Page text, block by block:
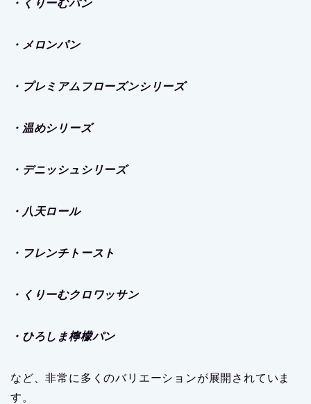
・くりーむパン
・メロンパン
・プレミアムフローズンシリーズ
・温めシリーズ
・デニッシュシリーズ
・八天ロール
・フレンチトースト
・くりーむクロワッサン
・ひろしま檸檬パン
など、非常に多くのバリエーションが展開されていま
す。